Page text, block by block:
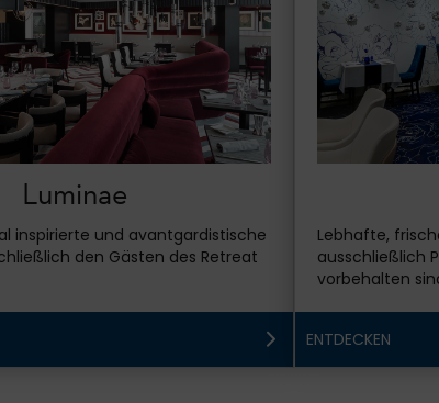
Luminae
inspirierte und avantgardistische
den Gästen des Retreat
Lebhafte,
ausschließlich
vorbehalten
ENTDECKEN